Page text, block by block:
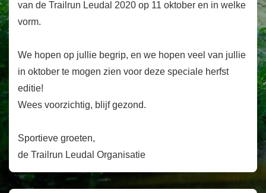
van de Trailrun Leudal 2020 op 11 oktober en in welke
vorm.
We hopen op jullie begrip, en we hopen veel van jullie
in oktober te mogen zien voor deze speciale herfst
editie!
Wees voorzichtig, blijf gezond.
Sportieve groeten,
de Trailrun Leudal Organisatie